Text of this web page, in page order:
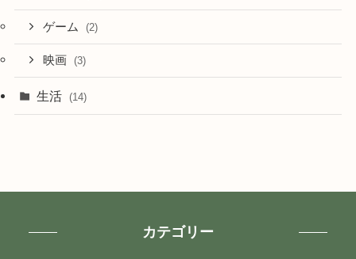
ゲーム (2)
映画 (3)
生活 (14)
カテゴリー